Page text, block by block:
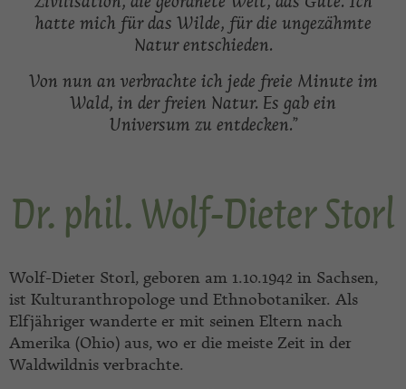
hatte mich für das Wilde, für die ungezähmte
Natur entschieden.
Von nun an verbrachte ich jede freie Minute im
Wald, in der freien Natur. Es gab ein
Universum zu entdecken.”
Dr. phil. Wolf-Dieter Storl
Wolf-Dieter Storl, geboren am 1.10.1942 in Sachsen,
ist Kulturanthropologe und Ethnobotaniker. Als
Elfjähriger wanderte er mit seinen Eltern nach
Amerika (Ohio) aus, wo er die meiste Zeit in der
Waldwildnis verbrachte.